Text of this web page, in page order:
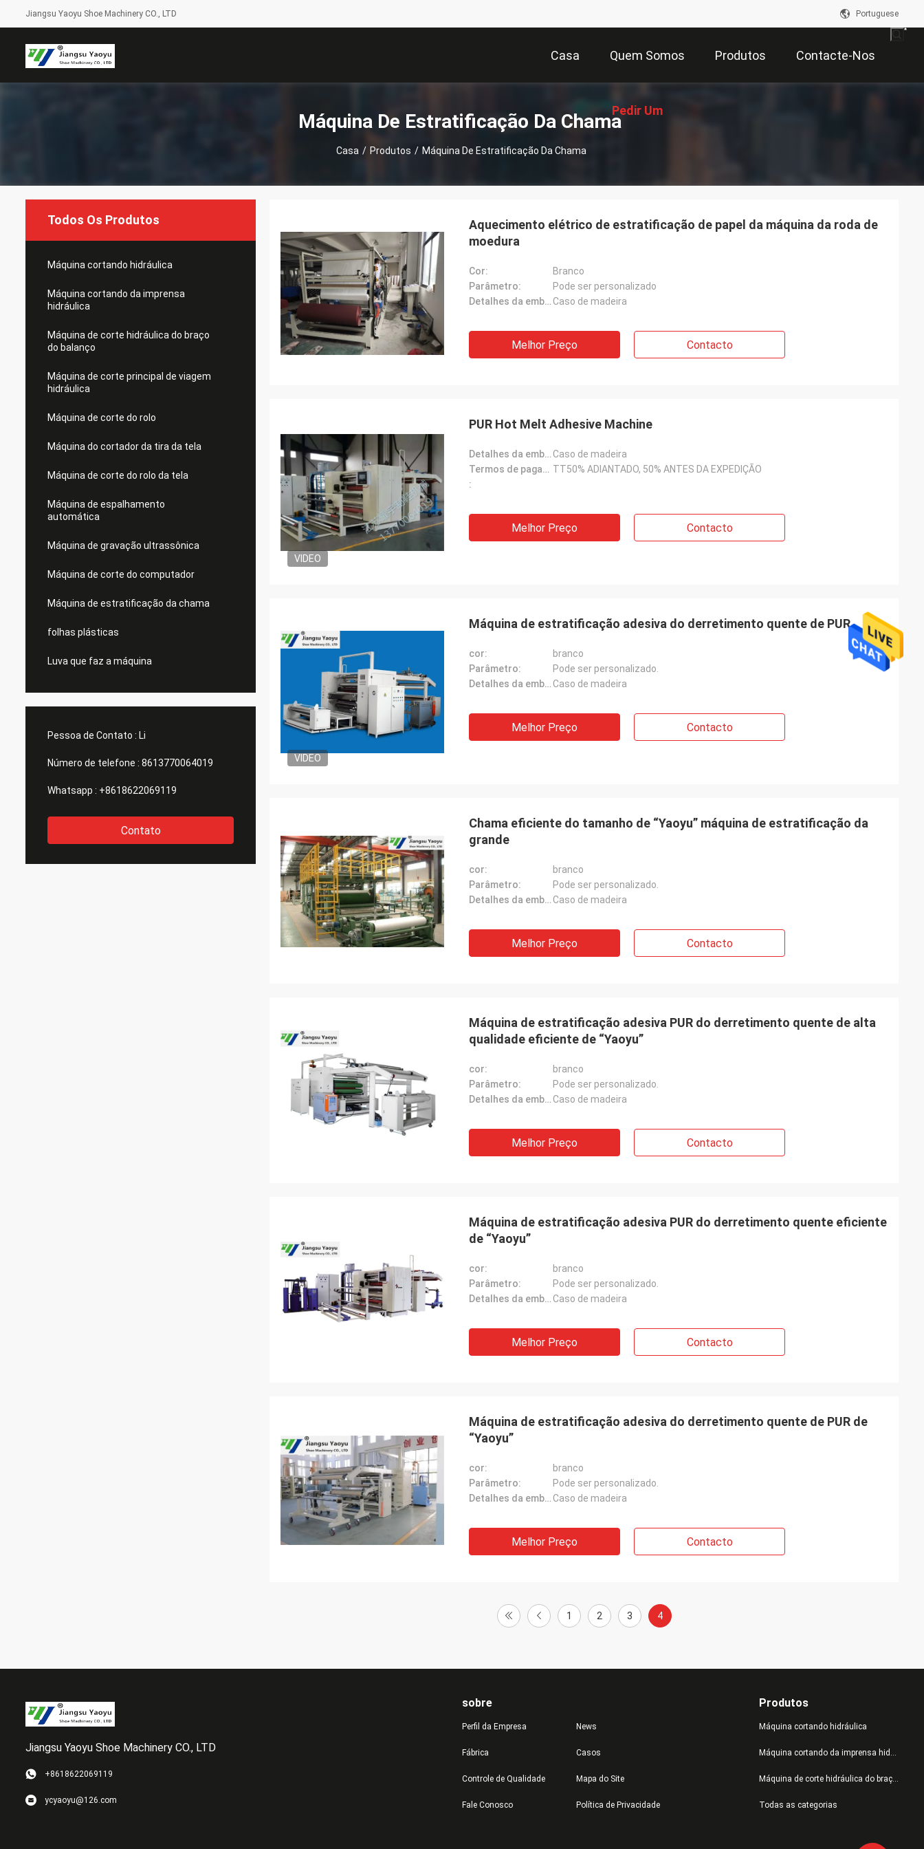
Jiangsu Yaoyu Shoe Machinery CO., LTD Portuguese
Casa Quem Somos Produtos Contacte-Nos
Pedir Um
Máquina De Estratificação Da Chama
Casa / Produtos / Máquina De Estratificação Da Chama
Todos Os Produtos
Máquina cortando hidráulica
Máquina cortando da imprensa
hidráulica
Máquina de corte hidráulica do braço
do balanço
Máquina de corte principal de viagem
hidráulica
Máquina de corte do rolo
Máquina do cortador da tira da tela
Máquina de corte do rolo da tela
Máquina de espalhamento
automática
Máquina de gravação ultrassônica
Máquina de corte do computador
Máquina de estratificação da chama
folhas plásticas
Luva que faz a máquina
Pessoa de Contato : Li
Número de telefone : 8613770064019
Whatsapp : +8618622069119
Contato
Aquecimento elétrico de estratificação de papel da máquina da roda de
moedura
Cor:
Branco
Parâmetro:
Pode ser personalizado
Detalhes da embalagem: Caso de madeira
Melhor Preço Contacto
VIDEO
PUR Hot Melt Adhesive Machine
Detalhes da embalagem: Caso de madeira
Termos de pagamento: TT50% ADIANTADO, 50% ANTES DA EXPEDIÇÃO
:
Melhor Preço Contacto
VIDEO
Máquina de estratificação adesiva do derretimento quente de PUR
cor:
branco
Parâmetro:
Pode ser personalizado.
Detalhes da embalagem: Caso de madeira
Melhor Preço Contacto
Chama eficiente do tamanho de “Yaoyu” máquina de estratificação da
grande
cor:
branco
Parâmetro:
Pode ser personalizado.
Detalhes da embalagem: Caso de madeira
Melhor Preço Contacto
Máquina de estratificação adesiva PUR do derretimento quente de alta
qualidade eficiente de “Yaoyu”
cor:
branco
Parâmetro:
Pode ser personalizado.
Detalhes da embalagem: Caso de madeira
Melhor Preço Contacto
Máquina de estratificação adesiva PUR do derretimento quente eficiente
de “Yaoyu”
cor:
branco
Parâmetro:
Pode ser personalizado.
Detalhes da embalagem: Caso de madeira
Melhor Preço Contacto
Máquina de estratificação adesiva do derretimento quente de PUR de
“Yaoyu”
cor:
branco
Parâmetro:
Pode ser personalizado.
Detalhes da embalagem: Caso de madeira
Melhor Preço Contacto
1 2 3 4
Jiangsu Yaoyu Shoe Machinery CO., LTD
+8618622069119
ycyaoyu@126.com
sobre
Perfil da Empresa
Fábrica
Controle de Qualidade
Fale Conosco
News
Casos
Mapa do Site
Política de Privacidade
Produtos
Máquina cortando hidráulica
Máquina cortando da imprensa hidráulica
Máquina de corte hidráulica do braço do balanço
Todas as categorias